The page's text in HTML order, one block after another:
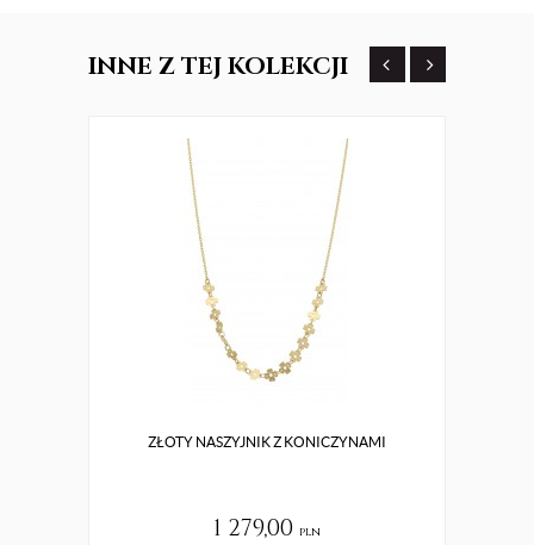
INNE Z TEJ KOLEKCJI
ZŁOTY NASZYJNIK Z KONICZYNAMI
1 279,00 pln